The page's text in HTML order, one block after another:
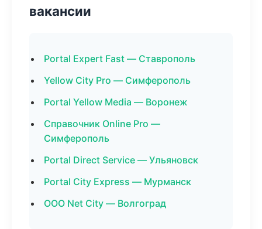
вакансии
Portal Expert Fast — Ставрополь
Yellow City Pro — Симферополь
Portal Yellow Media — Воронеж
Справочник Online Pro —
Симферополь
Portal Direct Service — Ульяновск
Portal City Express — Мурманск
ООО Net City — Волгоград